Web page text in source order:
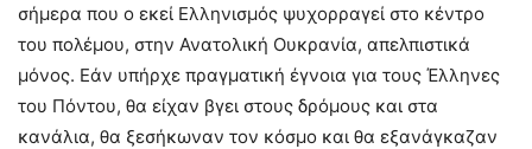
σήμερα που ο εκεί Ελληνισμός ψυχορραγεί στο κέντρο
του πολέμου, στην Ανατολική Ουκρανία, απελπιστικά
μόνος. Εάν υπήρχε πραγματική έγνοια για τους Έλληνες
του Πόντου, θα είχαν βγει στους δρόμους και στα
κανάλια, θα ξεσήκωναν τον κόσμο και θα εξανάγκαζαν